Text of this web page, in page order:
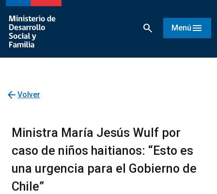
search Menú menu
arrow_back Volver
Ministra María Jesús Wulf por
caso de niños haitianos: “Esto es
una urgencia para el Gobierno de
Chile”